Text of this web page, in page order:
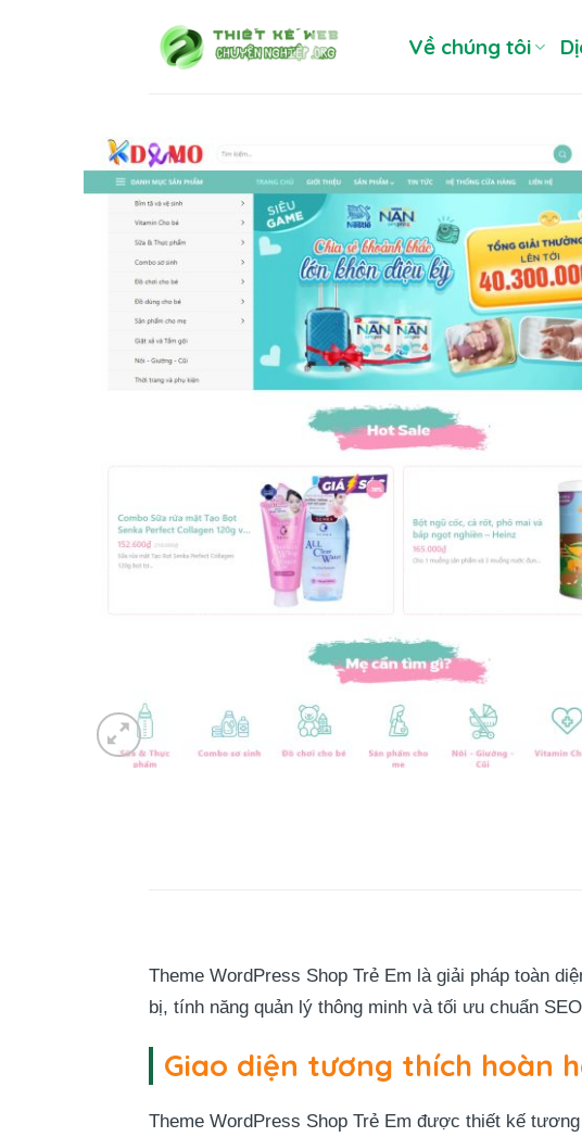
Về chúng tôi
Theme WordPress Shop Trẻ Em là giải pháp toàn
bị, tính năng quản lý thông minh và tối ưu chuẩn
Giao diện tương thích hoàn
Theme WordPress Shop Trẻ Em được thiết kế